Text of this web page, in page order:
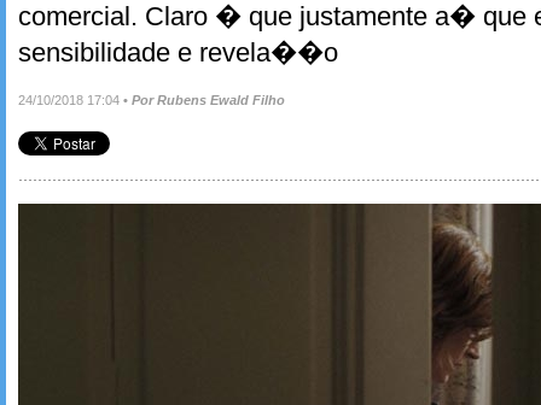
comercial. Claro � que justamente a� que
sensibilidade e revela��o
24/10/2018 17:04 • Por Rubens Ewald Filho